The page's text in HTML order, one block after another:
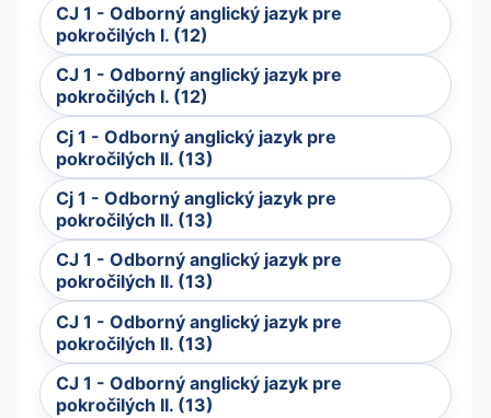
CJ 1 - Odborný anglický jazyk pre
pokročilých I. (12)
CJ 1 - Odborný anglický jazyk pre
pokročilých I. (12)
Cj 1 - Odborný anglický jazyk pre
pokročilých II. (13)
Cj 1 - Odborný anglický jazyk pre
pokročilých II. (13)
CJ 1 - Odborný anglický jazyk pre
pokročilých II. (13)
CJ 1 - Odborný anglický jazyk pre
pokročilých II. (13)
CJ 1 - Odborný anglický jazyk pre
pokročilých II. (13)